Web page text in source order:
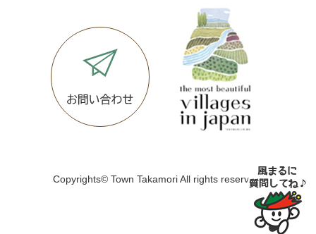
Copyrights© Town Takamori All rights reserved.